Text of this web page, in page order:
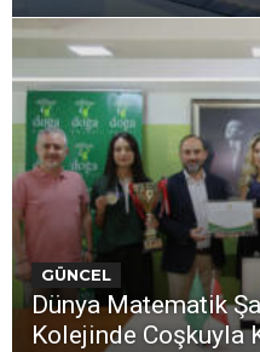
GÜNCEL
Dünya Matematik
Kolejinde Coşkuyla